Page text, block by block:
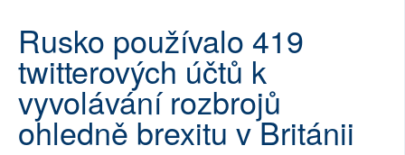
ARCHIV
ROZHOVORY
TÉMATA
Rusko používalo 419
twitterových účtů k
vyvolávání rozbrojů
ohledně brexitu v Británii